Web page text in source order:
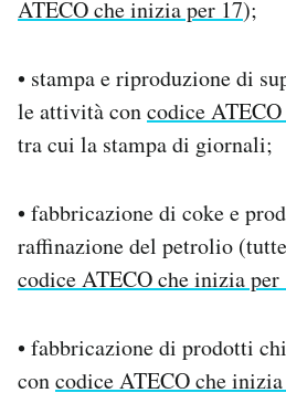
ATECO che inizia per 17);
• stampa e riproduzione di
le attività concodice
tra cui la stampa di giornali;
• fabbricazione di coke e
raffinazione del petrolio
codice ATECO che inizia per
• fabbricazione di prodotti
concodice ATECO che